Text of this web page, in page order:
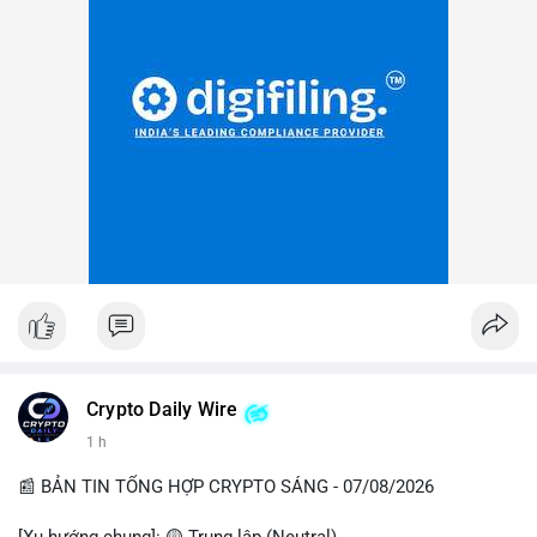
Crypto Daily Wire
1 h
📰 BẢN TIN TỔNG HỢP CRYPTO SÁNG - 07/08/2026